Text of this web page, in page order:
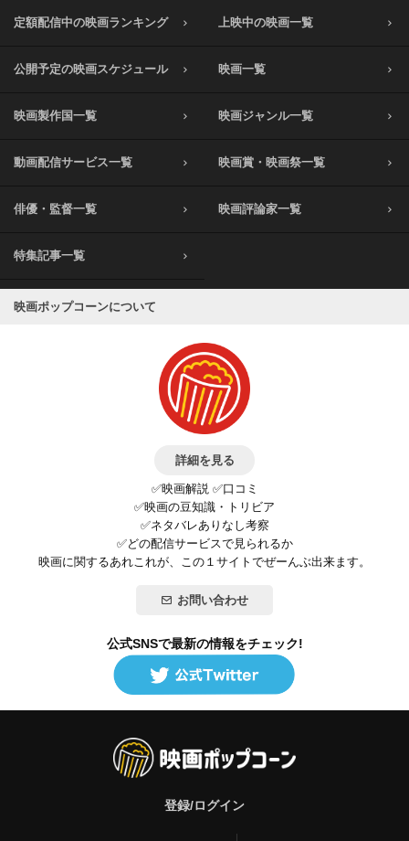
定額配信中の映画ランキング 上映中の映画一覧
公開予定の映画スケジュール 映画一覧
映画製作国一覧 映画ジャンル一覧
動画配信サービス一覧 映画賞・映画祭一覧
俳優・監督一覧 映画評論家一覧
特集記事一覧
映画ポップコーンについて
詳細を見る
✅映画解説 ✅口コミ
✅映画の豆知識・トリビア
✅ネタバレありなし考察
✅どの配信サービスで見られるか
映画に関するあれこれが、この１サイトでぜーんぶ出来ます。
お問い合わせ
公式SNSで最新の情報をチェック!
登録/ログイン